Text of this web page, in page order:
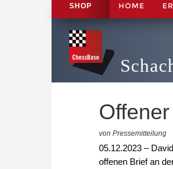
SHOP HOME
von Pressemitteilung
05.12.2023 –
offenen Brief an